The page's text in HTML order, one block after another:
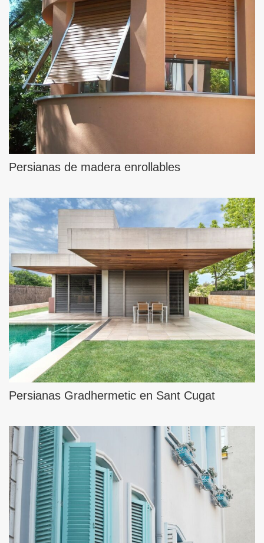
Persianas de madera enrollables
Persianas Gradhermetic en Sant Cugat